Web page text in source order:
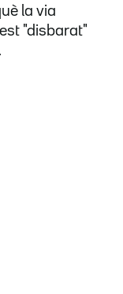
la via
"disbarat"